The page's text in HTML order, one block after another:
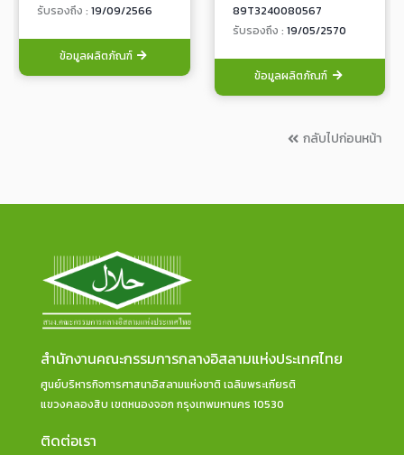
รับรองถึง : 19/09/2566
ข้อมูลผลิตภัณฑ์
89T3240080567
รับรองถึง : 19/05/2570
ข้อมูลผลิตภัณฑ์
กลับไปก่อนหน้า
สำนักงานคณะกรรมการกลางอิสลามแห่งประเทศไทย
ศูนย์บริหารกิจการศาสนาอิสลามแห่งชาติ เฉลิมพระเกียรติ
แขวงคลองสิบ เขตหนองจอก กรุงเทพมหานคร 10530
ติดต่อเรา